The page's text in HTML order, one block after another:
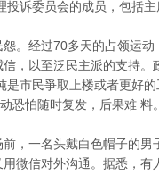
诉委员会的成员，包括主
。经过70多天的占领运
，以至泛民主派的支持
是市民爭取上楼或者更好
恐怕随时复发，后果难 料。
，一名头戴白色帽子的
微信对外沟通。据悉，有